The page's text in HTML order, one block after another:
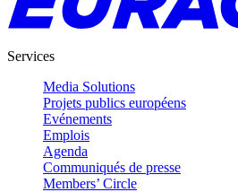
Services
Media Solutions
Projets publics européens
Evénements
Emplois
Agenda
Communiqués de presse
Members’ Circle